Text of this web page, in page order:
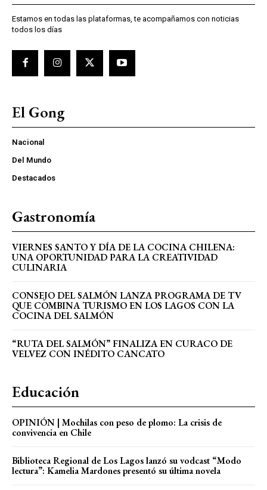
Estamos en todas las plataformas, te acompañamos con noticias
todos los días
El Gong
Nacional
Del Mundo
Destacados
Gastronomía
VIERNES SANTO Y DÍA DE LA COCINA CHILENA:
UNA OPORTUNIDAD PARA LA CREATIVIDAD
CULINARIA
CONSEJO DEL SALMÓN LANZA PROGRAMA DE TV
QUE COMBINA TURISMO EN LOS LAGOS CON LA
COCINA DEL SALMÓN
“RUTA DEL SALMÓN” FINALIZA EN CURACO DE
VELVEZ CON INÉDITO CANCATO
Educación
OPINIÓN | Mochilas con peso de plomo: La crisis de
convivencia en Chile
Biblioteca Regional de Los Lagos lanzó su vodcast “Modo
lectura”: Kamelia Mardones presentó su última novela